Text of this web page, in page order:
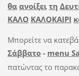
θα ανοίξει τη
ΚΑΛΟ ΚΑΛΟΚΑΙΡΙ
Μπορείτε να
Σάββατο- menu
πατώντας το